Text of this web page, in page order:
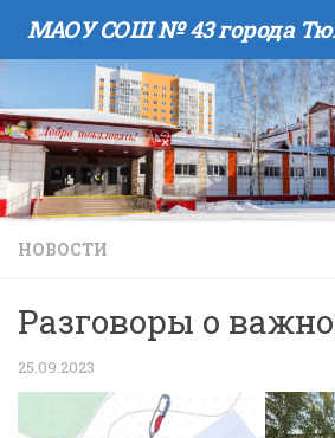
Skip to content
НОВОСТИ
Разговоры о
25.09.2023